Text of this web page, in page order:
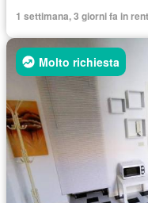
1 settimana, 3 giorni fa in
Molto richiesta